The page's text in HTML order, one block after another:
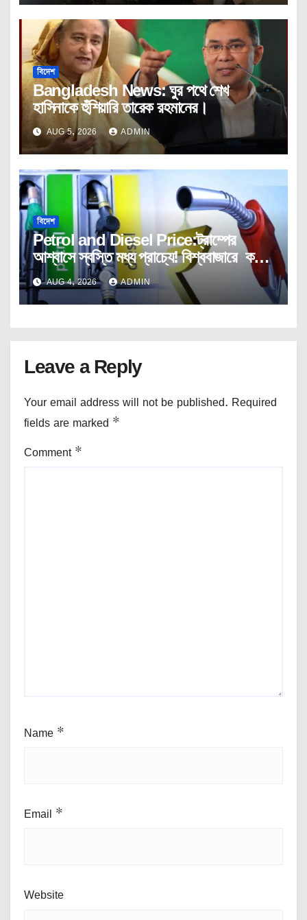
বিদেশ
Bangladesh News: ঘুর পথে শেখ
হাসিনাকে হুঁশিয়ারি তারেক রহমানের।
AUG 5, 2026 ADMIN
বিদেশ
Petrol and Diesel Price:ট্রাম্পের
আশ্বাসে স্বস্তি মধ্য প্রাচ্যে! বিশ্ববাজারে কমছে
তেলের দাম।
AUG 4, 2026 ADMIN
Leave a Reply
Your email address will not be published. Required
fields are marked *
Comment *
Name *
Email *
Website